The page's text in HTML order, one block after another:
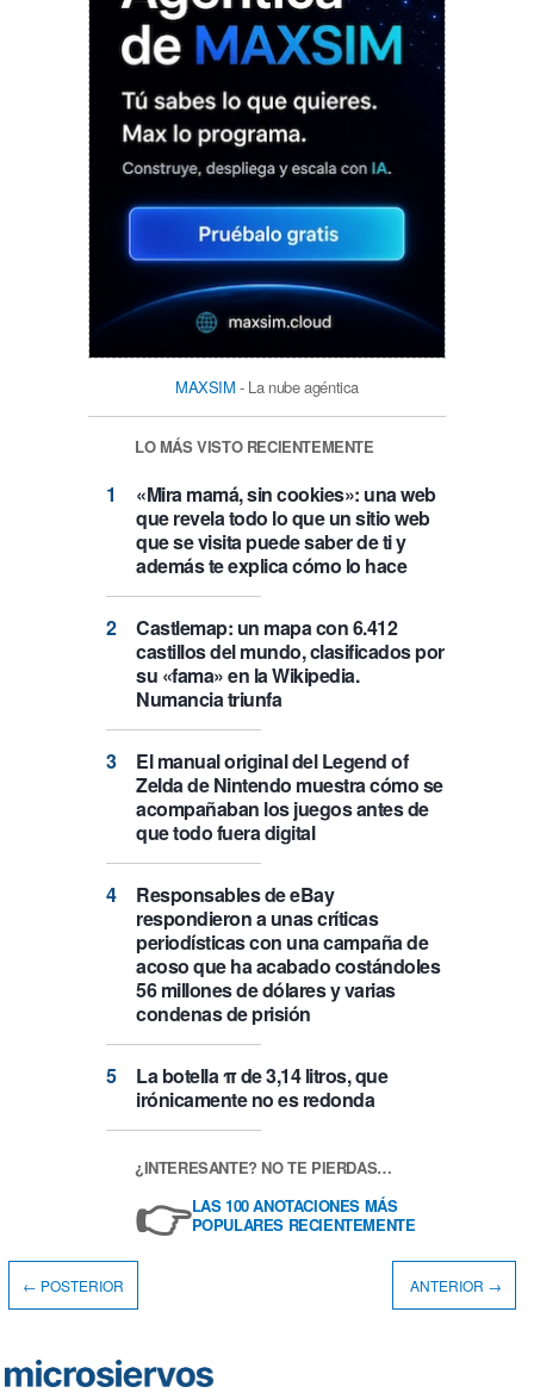
MAXSIM - La nube agéntica
LO MÁS VISTO RECIENTEMENTE
«Mira mamá, sin cookies»: una web
que revela todo lo que un sitio web
que se visita puede saber de ti y
además te explica cómo lo hace
Castlemap: un mapa con 6.412
castillos del mundo, clasificados por
su «fama» en la Wikipedia.
Numancia triunfa
El manual original del Legend of
Zelda de Nintendo muestra cómo se
acompañaban los juegos antes de
que todo fuera digital
Responsables de eBay
respondieron a unas críticas
periodísticas con una campaña de
acoso que ha acabado costándoles
56 millones de dólares y varias
condenas de prisión
La botella π de 3,14 litros, que
irónicamente no es redonda
¿INTERESANTE? NO TE PIERDAS…
👉LAS 100 ANOTACIONES MÁS
POPULARES RECIENTEMENTE
← POSTERIOR ANTERIOR →